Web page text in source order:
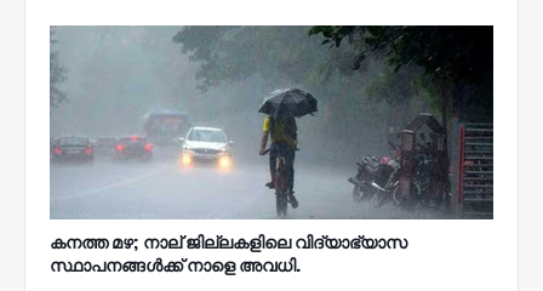
കനത്ത മഴ; നാല്‌ ജില്ലകളിലെ വിദ്യാഭ്യാസ
സ്ഥാപനങ്ങൾക്ക് നാളെ അവധി.